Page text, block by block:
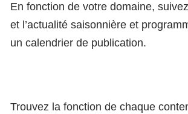
En fonction de votre domaine,
et l’actualité saisonnière et
un calendrier de publication.
Trouvez la fonction de chaque